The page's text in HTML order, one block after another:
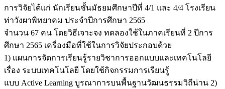
การวิจัยได้แก่ นักเรียนชั้นมัธยมศึกษาปีที่ 4/1 และ 4/4 โรงเรียน
ท่าวังผาพิทยาคม ประจำปีการศึกษา 2565
จำนวน 67 คน โดยวิธีเจาะจง ทดลองใช้ในภาคเรียนที่ 2 ปีการ
ศึกษา 2565 เครื่องมือที่ใช้ในการวิจัยประกอบด้วย
1) แผนการจัดการเรียนรู้รายวิชาการออกแบบและเทคโนโลยี
เรื่อง ระบบเทคโนโลยี โดยใช้กิจกรรมการเรียนรู้
แบบ Active Learning บูรณาการบนพื้นฐานวัฒนธรรมวิถีน่าน 2)